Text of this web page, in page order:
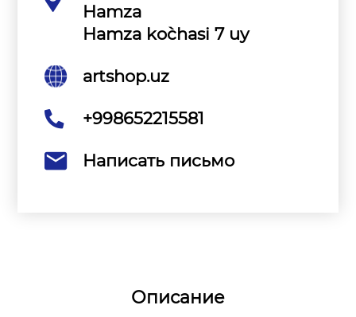
Hamza
Hamza ko`chasi 7 uy
artshop.uz
+998652215581
Написать письмо
Описание